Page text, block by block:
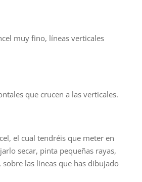
muy fino, líneas verticales
que crucen a las verticales.
el cual tendréis que meter en
secar, pinta pequeñas rayas,
las líneas que has dibujado